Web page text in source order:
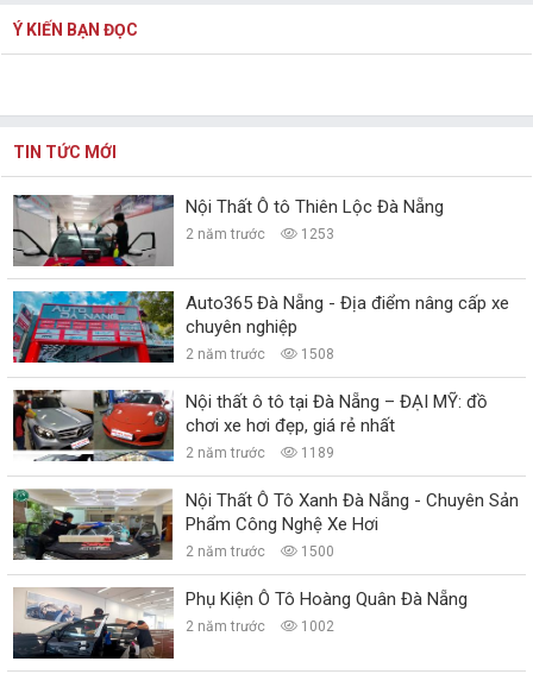
Ý KIẾN BẠN ĐỌC
TIN TỨC MỚI
Nội Thất Ô tô Thiên Lộc Đà Nẵng
2 năm trước 1253
Auto365 Đà Nẵng - Địa điểm nâng cấp xe
chuyên nghiệp
2 năm trước 1508
Nội thất ô tô tại Đà Nẵng – ĐẠI MỸ: đồ
chơi xe hơi đẹp, giá rẻ nhất
2 năm trước 1189
Nội Thất Ô Tô Xanh Đà Nẵng - Chuyên Sản
Phẩm Công Nghệ Xe Hơi
2 năm trước 1500
Phụ Kiện Ô Tô Hoàng Quân Đà Nẵng
2 năm trước 1002